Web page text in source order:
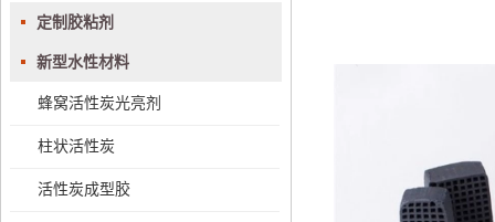
定制胶粘剂
新型水性材料
蜂窝活性炭光亮剂
柱状活性炭
活性炭成型胶